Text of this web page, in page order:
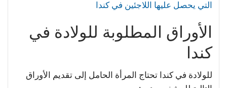
التي يحصل عليها اللاجئين في كندا
الأوراق المطلوبة للولادة في
كندا
للولادة في كندا تحتاج المرأة الحامل إلى تقديم الأوراق